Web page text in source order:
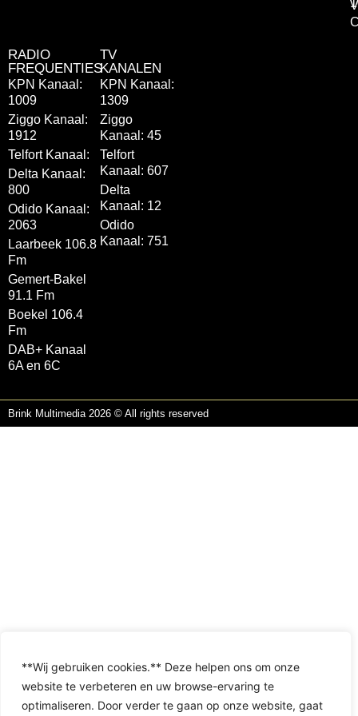
**Wij gebruiken cookies.** Deze helpen ons om onze
website te verbeteren en uw browse-ervaring te
optimaliseren. Door verder te gaan op onze website, gaat
RADIO
FREQUENTIES
KPN Kanaal:
1009
Ziggo Kanaal:
1912
Telfort Kanaal:
Delta Kanaal:
800
Odido Kanaal:
2063
Laarbeek 106.8
Fm
Gemert-Bakel
91.1 Fm
Boekel 106.4
Fm
DAB+ Kanaal
6A en 6C
TV
KANALEN
KPN Kanaal:
1309
Ziggo
Kanaal: 45
Telfort
Kanaal: 607
Delta
Kanaal: 12
Odido
Kanaal: 751
Brink Multimedia 2026 © All rights reserved